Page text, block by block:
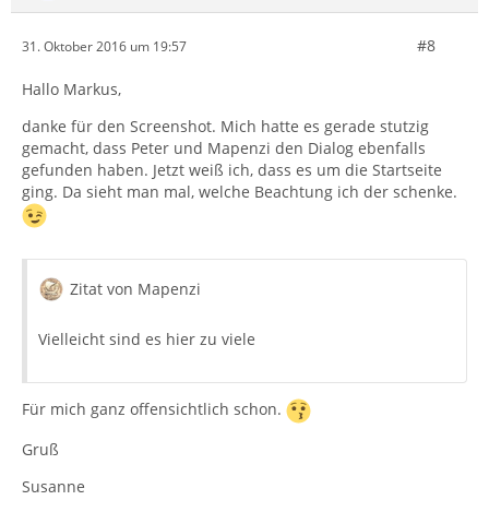
31. Oktober 2016 um 19:57 #8
Hallo Markus,
danke für den Screenshot. Mich hatte es gerade stutzig
gemacht, dass Peter und Mapenzi den Dialog ebenfalls
gefunden haben. Jetzt weiß ich, dass es um die Startseite
ging. Da sieht man mal, welche Beachtung ich der schenke.
Zitat von Mapenzi
Vielleicht sind es hier zu viele
Für mich ganz offensichtlich schon.
Gruß
Susanne